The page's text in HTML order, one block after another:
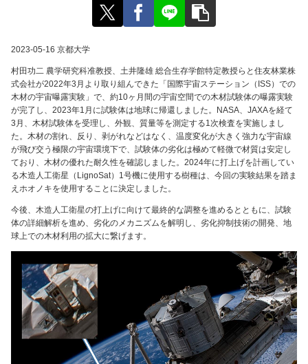
2023-05-16 京都大学
村田功二 農学研究科准教授、土井隆雄 総合生存学館特定教授らと住友林業株
式会社が2022年3月より取り組んできた「国際宇宙ステーション（ISS）での
木材の宇宙曝露実験」で、約10ヶ月間の宇宙空間での木材試験体の曝露実験
が完了し、2023年1月に試験体は地球に帰還しました。NASA、JAXAを経て
3月、木材試験体を受理し、外観、質量等を測定する1次検査を実施しまし
た。木材の割れ、反り、剥がれなどはなく、温度変化が大きく強力な宇宙線
が飛び交う極限の宇宙環境下で、試験体の劣化は極めて軽微で材質は安定し
ており、木材の優れた耐久性を確認しました。2024年に打上げを計画してい
る木造人工衛星（LignoSat）1号機に使用する樹種は、今回の実験結果を踏ま
えホオノキを使用することに決定しました。
今後、木造人工衛星の打上げに向けて最終的な調整を進めるとともに、試験
体の詳細解析を進め、劣化のメカニズムを解明し、劣化抑制技術の開発、地
球上での木材利用の拡大に繋げます。